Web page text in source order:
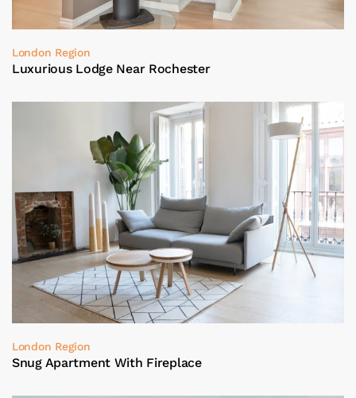
London Region
Luxurious Lodge Near Rochester
London Region
Snug Apartment With Fireplace